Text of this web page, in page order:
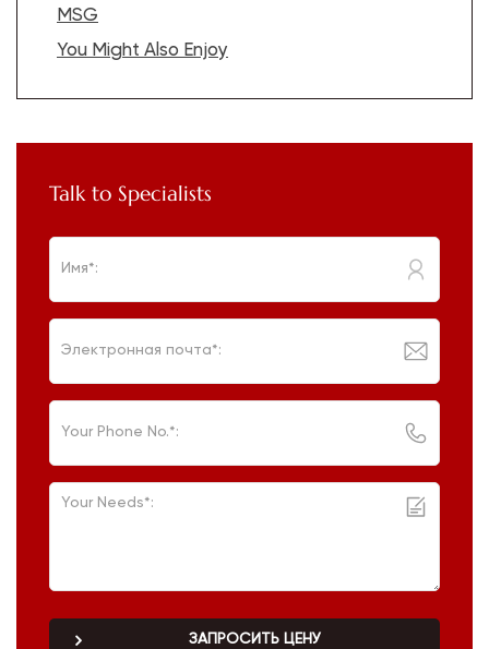
MSG
You Might Also Enjoy
Talk to Specialists
ЗАПРОСИТЬ ЦЕНУ